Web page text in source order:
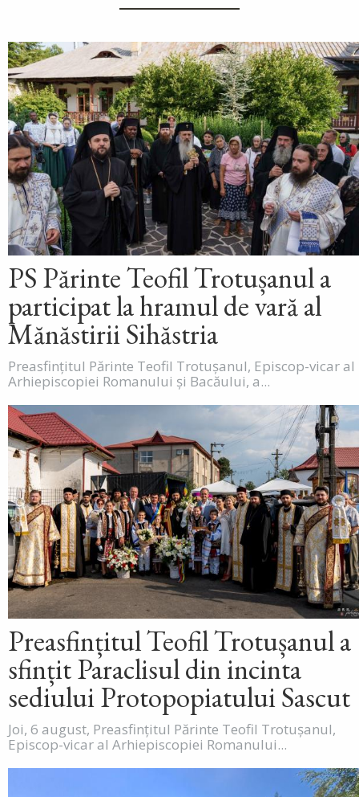
PS Părinte Teofil Trotușanul a
participat la hramul de vară al
Mănăstirii Sihăstria
Preasfințitul Părinte Teofil Trotușanul, Episcop-vicar al
Arhiepiscopiei Romanului și Bacăului, a...
Preasfințitul Teofil Trotușanul a
sfințit Paraclisul din incinta
sediului Protopopiatului Sascut
Joi, 6 august, Preasfințitul Părinte Teofil Trotușanul,
Episcop-vicar al Arhiepiscopiei Romanului...